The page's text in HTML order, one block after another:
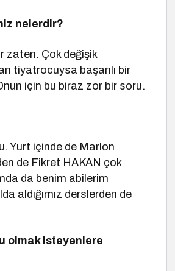
nelerdir?
zaten. Çok değişik
tiyatrocuysa başarılı bir
için bu biraz zor bir soru.
Yurt içinde de Marlon
de Fikret HAKAN çok
da benim abilerim
aldığımız derslerden de
olmak isteyenlere